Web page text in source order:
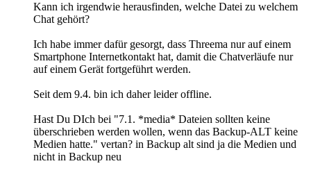
Kann ich irgendwie herausfinden, welche Datei zu welchem
Chat gehört?
Ich habe immer dafür gesorgt, dass Threema nur auf einem
Smartphone Internetkontakt hat, damit die Chatverläufe nur
auf einem Gerät fortgeführt werden.
Seit dem 9.4. bin ich daher leider offline.
Hast Du DIch bei "7.1. *media* Dateien sollten keine
überschrieben werden wollen, wenn das Backup-ALT keine
Medien hatte." vertan? in Backup alt sind ja die Medien und
nicht in Backup neu